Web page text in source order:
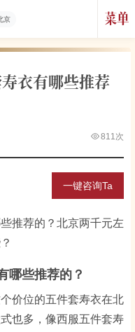
京
衣有哪些推荐
811次
一键咨询Ta
推荐的？北京两千元左
哪些推荐的？
价位的五件套寿衣在北
也多，像西服五件套寿